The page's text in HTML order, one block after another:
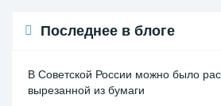
Последнее в блоге
В Советской России можно было
вырезанной из бумаги